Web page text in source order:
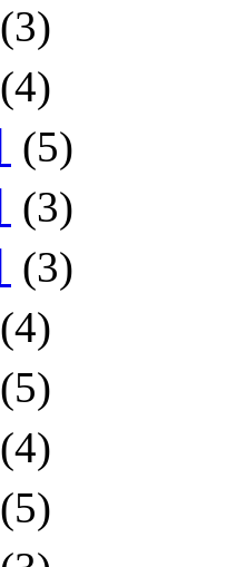
(3)
(4)
(5)
(3)
(3)
(4)
(5)
(4)
(5)